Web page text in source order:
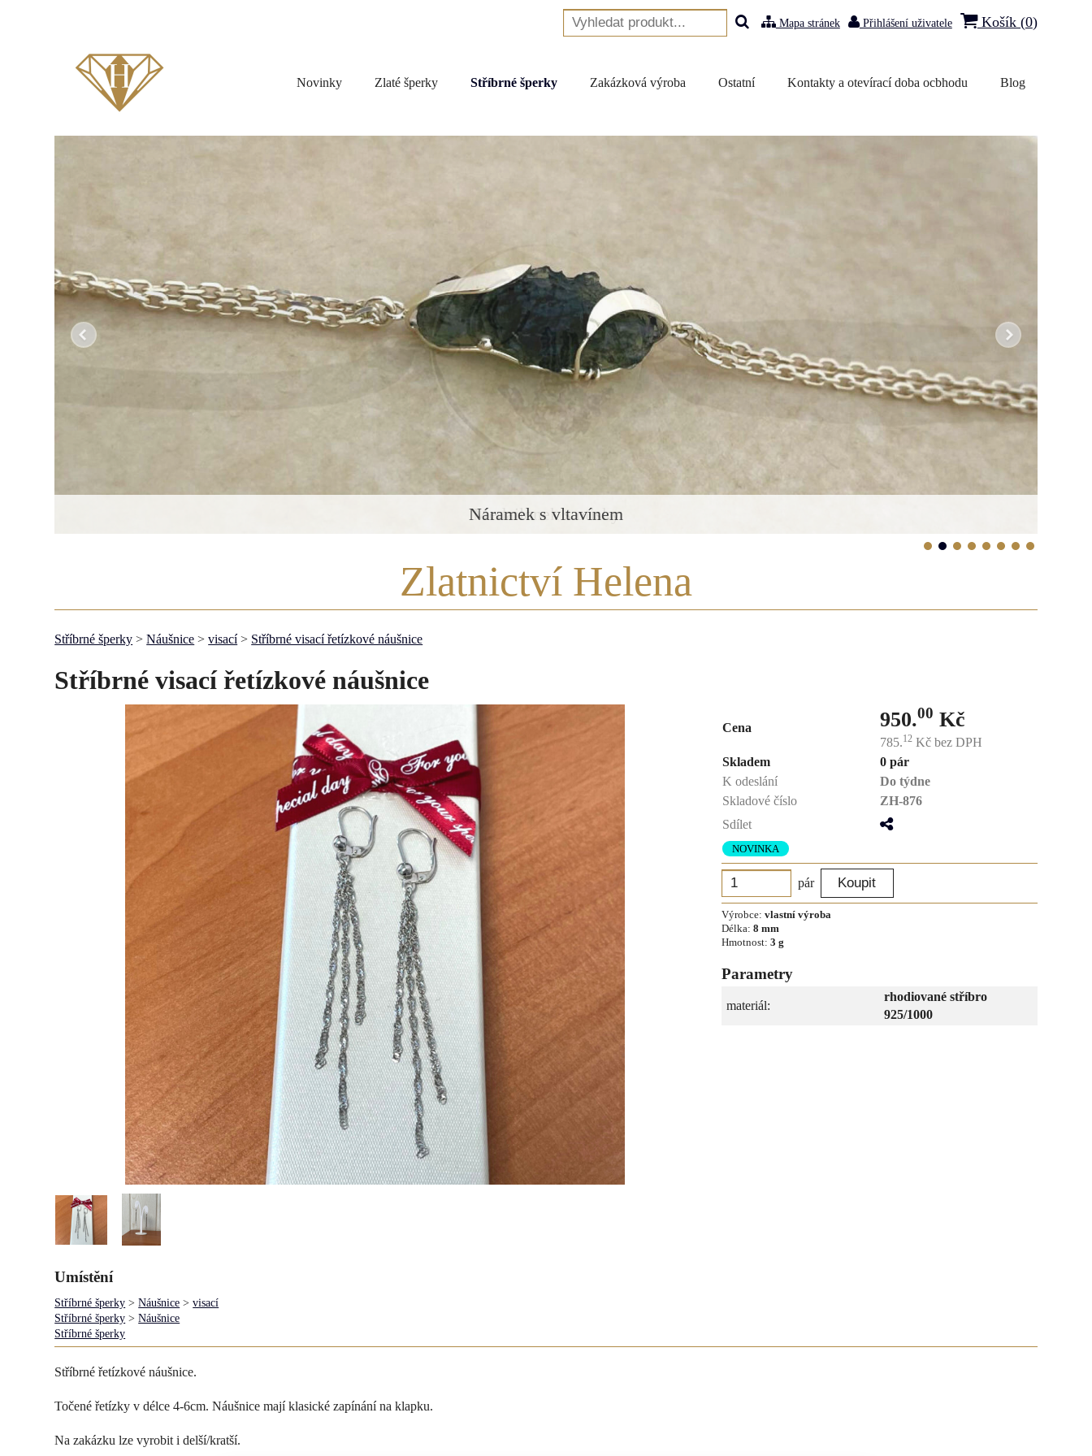
Mapa stránek Přihlášení uživatele Košík (0)
Novinky Zlaté šperky Stříbrné šperky Zakázková výroba Ostatní Kontakty a otevírací doba ocbhodu Blog
Medailonek s otisky
Zlatnictví Helena
Stříbrné šperky > Náušnice > visací > Stříbrné visací řetízkové náušnice
Stříbrné visací řetízkové náušnice
Cena 950.00 Kč
785.12Kčbez DPH
Skladem
0 pár
K odeslání
Do týdne
Skladové číslo
ZH-876
Sdílet
NOVINKA
pár
Výrobce: vlastní výroba
Délka: 8 mm
Hmotnost: 3 g
Parametry
materiál:
rhodiované stříbro
925/1000
Umístění
Stříbrné šperky >Náušnice >visací
Stříbrné šperky >Náušnice
Stříbrné šperky
Stříbrné řetízkové náušnice.
Točené řetízky v délce 4-6cm. Náušnice mají klasické zapínání na klapku.
Na zakázku lze vyrobit i delší/kratší.